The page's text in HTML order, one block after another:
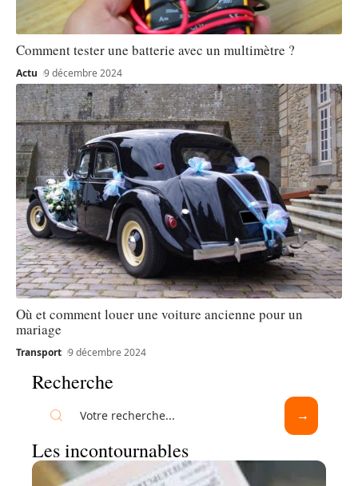
Comment tester une batterie avec un multimètre ?
Actu 9 décembre 2024
Où et comment louer une voiture ancienne pour un
mariage
Transport 9 décembre 2024
Recherche
Les incontournables